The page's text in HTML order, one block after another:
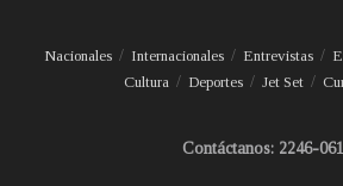
Nacionales Internacionales Entrevistas
Cultura
Deportes Jet Set
Contáctanos: 2246-